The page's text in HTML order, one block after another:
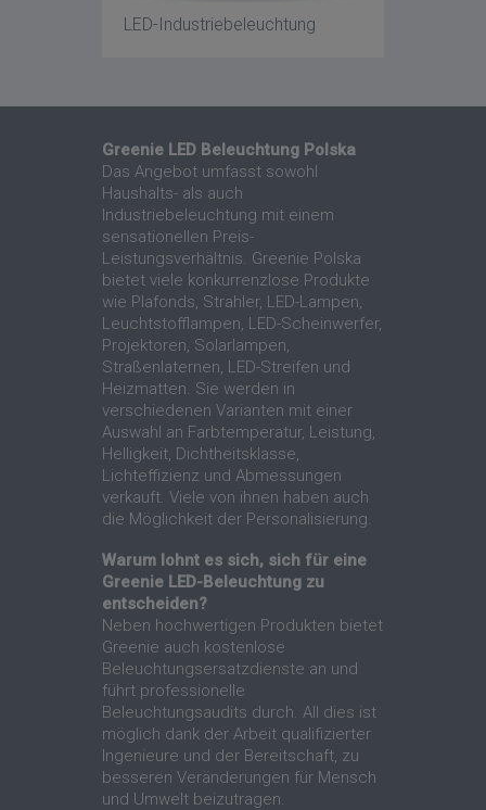
LED-Industriebeleuchtung
Greenie LED Beleuchtung Polska
Das Angebot umfasst sowohl
Haushalts- als auch
Industriebeleuchtung mit einem
sensationellen Preis-
Leistungsverhältnis. Greenie Polska
bietet viele konkurrenzlose Produkte
wie Plafonds, Strahler, LED-Lampen,
Leuchtstofflampen, LED-Scheinwerfer,
Projektoren, Solarlampen,
Straßenlaternen, LED-Streifen und
Heizmatten. Sie werden in
verschiedenen Varianten mit einer
Auswahl an Farbtemperatur, Leistung,
Helligkeit, Dichtheitsklasse,
Lichteffizienz und Abmessungen
verkauft. Viele von ihnen haben auch
die Möglichkeit der Personalisierung.
Warum lohnt es sich, sich für eine
Greenie LED-Beleuchtung zu
entscheiden?
Neben hochwertigen Produkten bietet
Greenie auch kostenlose
Beleuchtungsersatzdienste an und
führt professionelle
Beleuchtungsaudits durch. All dies ist
möglich dank der Arbeit qualifizierter
Ingenieure und der Bereitschaft, zu
besseren Veränderungen für Mensch
und Umwelt beizutragen.